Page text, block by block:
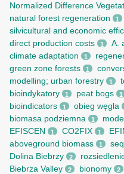
Normalized Difference
natural forest regeneration 1
silvicultural and economic
direct production costs 1 A.
climate adaptation 1
green zone forests 1
modelling; urban forestry 1
bioindykatory 1 peat bogs 1
bioindicators 1 obieg węgla
biomasa podziemna 1
EFISCEN 1 CO2FIX 1
aboveground biomass 1
Dolina Biebrzy 2
Biebrza Valley 2 bionomy 2